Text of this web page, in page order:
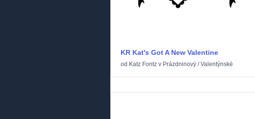
KR Kat's Got A New Valentine
od Katz Fontz v Prázdninový /Valentýnské